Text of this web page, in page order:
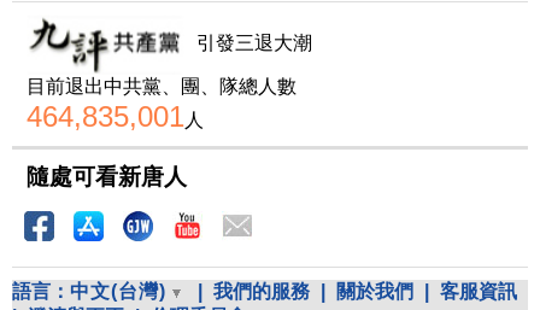
引發三退大潮
目前退出中共黨、團、隊總人數
464,835,001人
隨處可看新唐人
語言： 中文(台灣) 我們的服務 關於我們
客服資訊